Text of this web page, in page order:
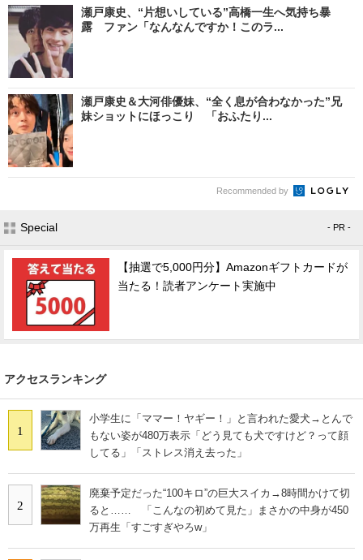
瀬戸康史、“片想いしている”高橋一生へ気持ち暴
露 ファン「なんなんですか！このラ...
瀬戸康史＆大河俳優妹、“全く息が合わなかった”兄
妹ショットにほっこり 「おふたり...
Recommended by
Special - PR -
【抽選で5,000円分】Amazonギフトカードが
当たる！読者アンケート実施中
アクセスランキング
1
小学生に「ママー！ヤギー！」と言われた愛犬→とんで
もない姿が480万表示「どう見ても犬ですけど？って顔
してる」「ストレス消え去った」
2
廃棄予定だった“100キロ”の巨大スイカ→8時間かけて切
ると…… 「こんなの初めて見た」まさかの中身が450
万再生「すごすぎやろw」